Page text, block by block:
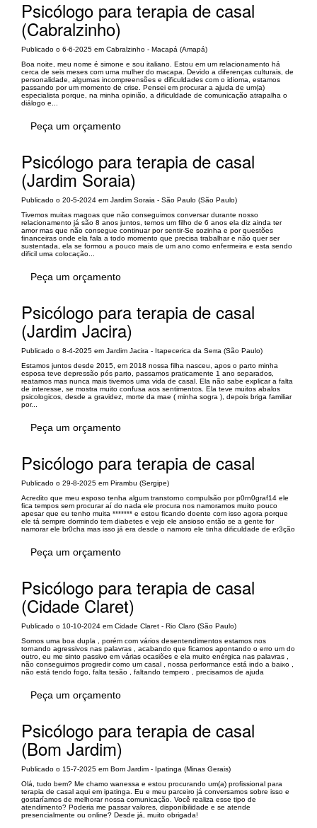
Psicólogo para terapia de casal
(Cabralzinho)
Publicado o 6-6-2025 em Cabralzinho - Macapá (Amapá)
Boa noite, meu nome é simone e sou italiano. Estou em um relacionamento há
cerca de seis meses com uma mulher do macapa. Devido a diferenças culturais, de
personalidade, algumas incompreensões e dificuldades com o idioma, estamos
passando por um momento de crise. Pensei em procurar a ajuda de um(a)
especialista porque, na minha opinião, a dificuldade de comunicação atrapalha o
diálogo e...
Peça um orçamento
Psicólogo para terapia de casal
(Jardim Soraia)
Publicado o 20-5-2024 em Jardim Soraia - São Paulo (São Paulo)
Tivemos muitas magoas que não conseguimos conversar durante nosso
relacionamento já são 8 anos juntos, temos um filho de 6 anos ela diz ainda ter
amor mas que não consegue continuar por sentir-Se sozinha e por questões
financeiras onde ela fala a todo momento que precisa trabalhar e não quer ser
sustentada, ela se formou a pouco mais de um ano como enfermeira e esta sendo
dificil uma colocação...
Peça um orçamento
Psicólogo para terapia de casal
(Jardim Jacira)
Publicado o 8-4-2025 em Jardim Jacira - Itapecerica da Serra (São Paulo)
Estamos juntos desde 2015, em 2018 nossa filha nasceu, apos o parto minha
esposa teve depressão pós parto, passamos praticamente 1 ano separados,
reatamos mas nunca mais tivemos uma vida de casal. Ela não sabe explicar a falta
de interesse, se mostra muito confusa aos sentimentos. Ela teve muitos abalos
psicologicos, desde a gravidez, morte da mae ( minha sogra ), depois briga familiar
por...
Peça um orçamento
Psicólogo para terapia de casal
Publicado o 29-8-2025 em Pirambu (Sergipe)
Acredito que meu esposo tenha algum transtorno compulsão por p0rn0graf14 ele
fica tempos sem procurar aí do nada ele procura nos namoramos muito pouco
apesar que eu tenho muita ******* e estou ficando doente com isso agora porque
ele tá sempre dormindo tem diabetes e vejo ele ansioso então se a gente for
namorar ele br0cha mas isso já era desde o namoro ele tinha dificuldade de er3ção
Peça um orçamento
Psicólogo para terapia de casal
(Cidade Claret)
Publicado o 10-10-2024 em Cidade Claret - Rio Claro (São Paulo)
Somos uma boa dupla , porém com vários desentendimentos estamos nos
tornando agressivos nas palavras , acabando que ficamos apontando o erro um do
outro, eu me sinto passivo em várias ocasiões e ela muito enérgica nas palavras ,
não conseguimos progredir como um casal , nossa performance está indo a baixo ,
não está tendo fogo, falta tesão , faltando tempero , precisamos de ajuda
Peça um orçamento
Psicólogo para terapia de casal
(Bom Jardim)
Publicado o 15-7-2025 em Bom Jardim - Ipatinga (Minas Gerais)
Olá, tudo bem? Me chamo wanessa e estou procurando um(a) profissional para
terapia de casal aqui em ipatinga. Eu e meu parceiro já conversamos sobre isso e
gostaríamos de melhorar nossa comunicação. Você realiza esse tipo de
atendimento? Poderia me passar valores, disponibilidade e se atende
presencialmente ou online? Desde já, muito obrigada!